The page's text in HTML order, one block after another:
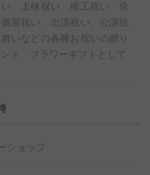
、上棟祝い、竣工祝い、発
展祝い、出演祝い、公演祝
いなどの各種お祝いの贈り
ト、フラワーギフトとして
ショップ